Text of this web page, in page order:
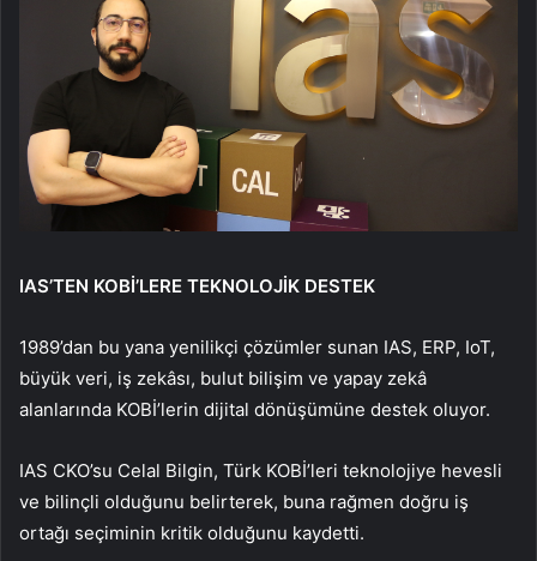
IAS’TEN KOBİ’LERE TEKNOLOJİK DESTEK
1989’dan bu yana yenilikçi çözümler sunan IAS, ERP, IoT,
büyük veri, iş zekâsı, bulut bilişim ve yapay zekâ
alanlarında KOBİ’lerin dijital dönüşümüne destek oluyor.
IAS CKO’su Celal Bilgin, Türk KOBİ’leri teknolojiye hevesli
ve bilinçli olduğunu belirterek, buna rağmen doğru iş
ortağı seçiminin kritik olduğunu kaydetti.